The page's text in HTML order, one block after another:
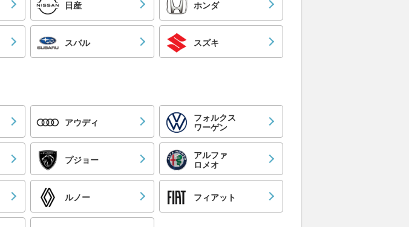
日産 ホンダ
スバル スズキ
アウディ
フォルクス
ワーゲン
プジョー
アルファ
ロメオ
ルノー フィアット